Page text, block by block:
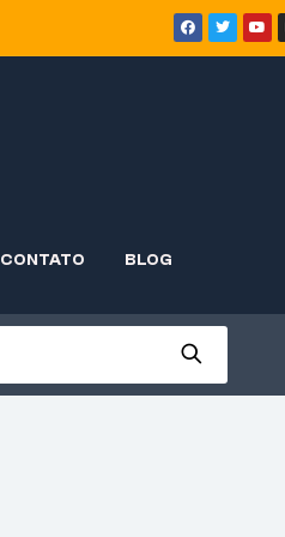
CONTATO BLOG